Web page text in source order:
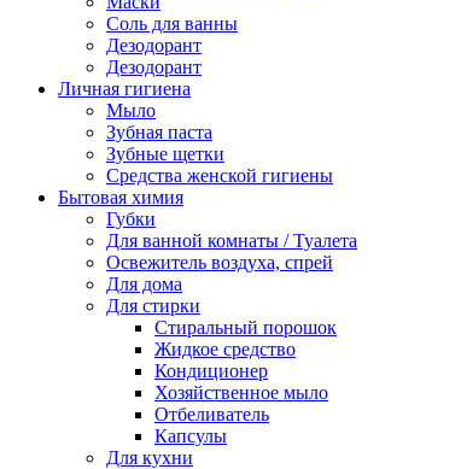
Соль для ванны
Дезодорант
Дезодорант
Личная гигиена
Мыло
Зубная паста
Зубные щетки
Средства женской гигиены
Бытовая химия
Губки
Для ванной комнаты / Туалета
Освежитель воздуха, спрей
Для дома
Для стирки
Стиральный порошок
Жидкое средство
Кондиционер
Хозяйственное мыло
Отбеливатель
Капсулы
Для кухни